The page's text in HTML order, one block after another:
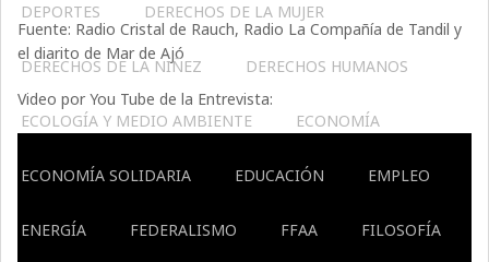
DEPORTES DERECHOS DE LA MUJER
DERECHOS DE LA NIÑEZ DERECHOS HUMANOS
ECOLOGÍA Y MEDIO AMBIENTE ECONOMÍA
ECONOMÍA SOLIDARIA EDUCACIÓN EMPLEO
ENERGÍA FEDERALISMO FFAA FILOSOFÍA
Fuente: Radio Cristal de Rauch, Radio La Compañía de Tandil y
el diarito de Mar de Ajó
Video por You Tube de la Entrevista: